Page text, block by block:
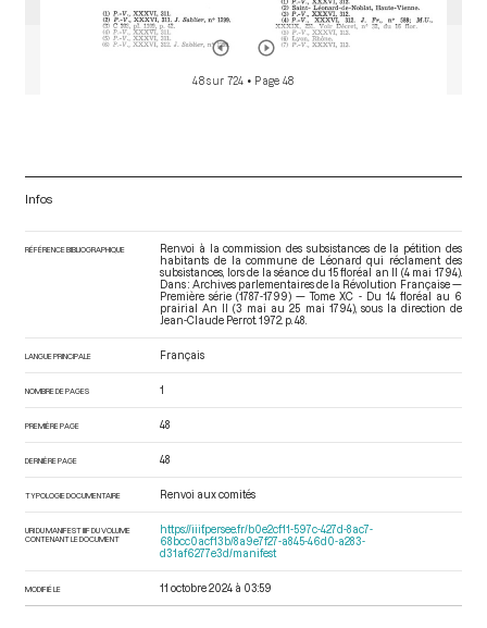
48 sur 724 • Page 48
Infos
RÉFÉRENCE BIBLIOGRAPHIQUE
Renvoi à la commission des subsistances de la pétition des
habitants de la commune de Léonard qui réclament des
subsistances, lors de la séance du 15 floréal an II (4 mai 1794).
Dans : Archives parlementaires de la Révolution Française —
Première série (1787-1799) — Tome XC - Du 14 floréal au 6
prairial An II (3 mai au 25 mai 1794), sous la direction de
Jean-Claude Perrot. 1972. p. 48.
LANGUE PRINCIPALE Français
NOMBRE DE PAGES 1
PREMIÈRE PAGE 48
DERNIÈRE PAGE 48
TYPOLOGIE DOCUMENTAIRE Renvoi aux comités
URI DU MANIFEST IIIF DU VOLUME
CONTENANT LE DOCUMENT
https://iiif.persee.fr/b0e2cf11-597c-427d-8ac7-
68bcc0acf13b/8a9e7f27-a845-46d0-a283-
d31af6277e3d/manifest
MODIFIÉ LE 11 octobre 2024 à 03:59